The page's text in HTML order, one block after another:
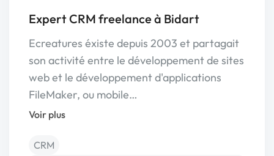
Expert CRM freelance à Bidart
Ecreatures éxiste depuis 2003 et partagait
son activité entre le développement de sites
web et le développement d'applications
FileMaker, ou mobile…
Voir plus
CRM